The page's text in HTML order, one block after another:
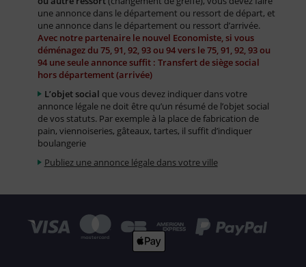
une annonce dans le département ou ressort de départ, et
une annonce dans le département ou ressort d’arrivée.
Avec notre partenaire le nouvel Economiste, si vous
déménagez du 75, 91, 92, 93 ou 94 vers le 75, 91, 92, 93 ou
94 une seule annonce suffit : Transfert de siège social
hors département (arrivée)
L’objet social que vous devez indiquer dans votre
annonce légale ne doit être qu’un résumé de l’objet social
de vos statuts. Par exemple à la place de fabrication de
pain, viennoiseries, gâteaux, tartes, il suffit d’indiquer
boulangerie
Publiez une annonce légale dans votre ville